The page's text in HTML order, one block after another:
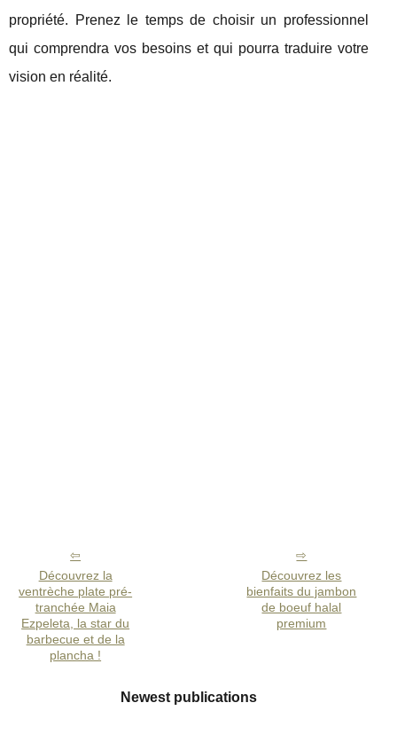
propriété. Prenez le temps de choisir un professionnel
qui comprendra vos besoins et qui pourra traduire votre
vision en réalité.
Découvrez la
ventrèche plate pré-
tranchée Maia
Ezpeleta, la star du
barbecue et de la
plancha !
Découvrez les
bienfaits du jambon
de boeuf halal
premium
Newest publications